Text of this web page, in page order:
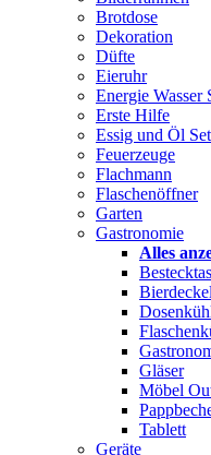
Brotdose
Dekoration
Düfte
Eieruhr
Energie Wasser
Erste Hilfe
Essig und Öl
Feuerzeuge
Flachmann
Flaschenöffner
Garten
Gastronomie
Alles
Bierdeckel
Gläser
Möbel
Tablett
Geräte